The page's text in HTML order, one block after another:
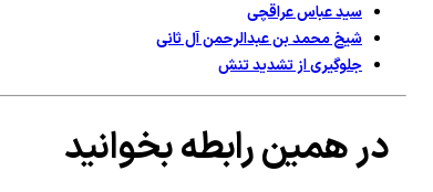
سید عباس عراقچی
شیخ محمد بن عبدالرحمن آل ثانی
جلوگیری از تشدید تنش‌
در همین رابطه بخوانید